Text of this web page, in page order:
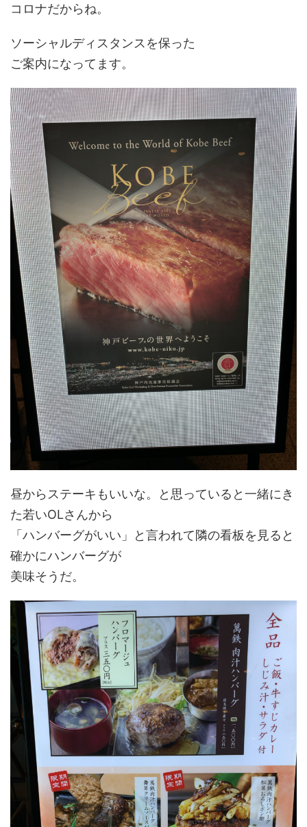
コロナだからね。
ソーシャルディスタンスを保った
ご案内になってます。
昼からステーキもいいな。と思っていると一緒にき
た若いOLさんから
「ハンバーグがいい」と言われて隣の看板を見ると
確かにハンバーグが
美味そうだ。